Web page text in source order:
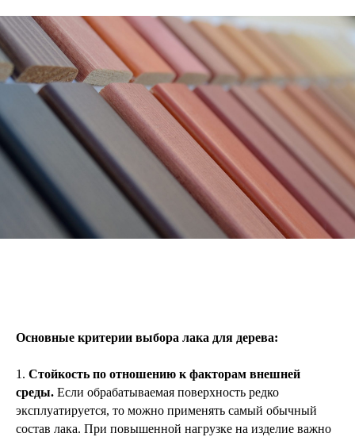
Основные критерии выбора лака для дерева:
1. Стойкость по отношению к факторам внешней
среды. Если обрабатываемая поверхность редко
эксплуатируется, то можно применять самый обычный
состав лака. При повышенной нагрузке на изделие важно